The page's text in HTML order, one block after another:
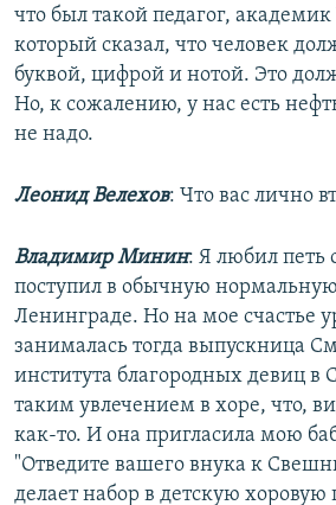
что был такой педагог,
который сказал, что человек
буквой, цифрой и нотой. Это
Но, к сожалению, у нас есть
не надо.
Леонид Велехов: Что вас лично
Владимир Минин: Я любил петь
поступил в обычную
Ленинграде. Но на мое счастье
занималась тогда выпускница
института благородных девиц в
таким увлечением в хоре, что,
как-то. И она пригласила мою
"Отведите вашего внука к
делает набор в детскую